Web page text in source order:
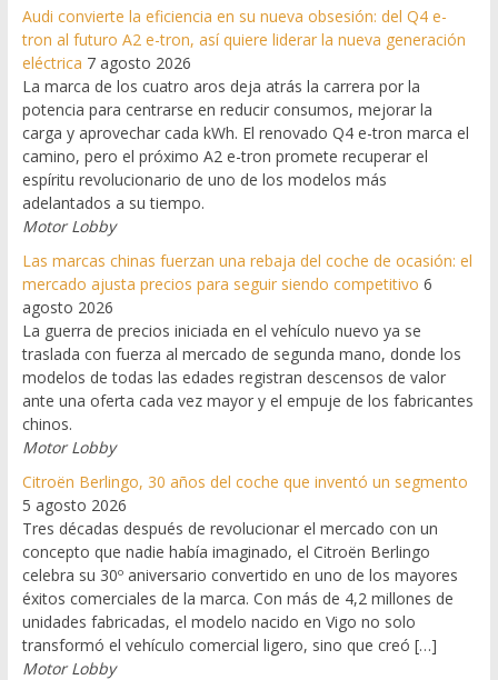
Audi convierte la eficiencia en su nueva obsesión: del Q4 e-
tron al futuro A2 e-tron, así quiere liderar la nueva generación
eléctrica 7 agosto 2026
La marca de los cuatro aros deja atrás la carrera por la
potencia para centrarse en reducir consumos, mejorar la
carga y aprovechar cada kWh. El renovado Q4 e-tron marca el
camino, pero el próximo A2 e-tron promete recuperar el
espíritu revolucionario de uno de los modelos más
adelantados a su tiempo.
Motor Lobby
Las marcas chinas fuerzan una rebaja del coche de ocasión: el
mercado ajusta precios para seguir siendo competitivo 6
agosto 2026
La guerra de precios iniciada en el vehículo nuevo ya se
traslada con fuerza al mercado de segunda mano, donde los
modelos de todas las edades registran descensos de valor
ante una oferta cada vez mayor y el empuje de los fabricantes
chinos.
Motor Lobby
Citroën Berlingo, 30 años del coche que inventó un segmento
5 agosto 2026
Tres décadas después de revolucionar el mercado con un
concepto que nadie había imaginado, el Citroën Berlingo
celebra su 30º aniversario convertido en uno de los mayores
éxitos comerciales de la marca. Con más de 4,2 millones de
unidades fabricadas, el modelo nacido en Vigo no solo
transformó el vehículo comercial ligero, sino que creó […]
Motor Lobby